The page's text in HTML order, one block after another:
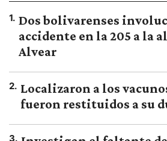
1. Dos bolivarenses
accidente en la 205 a la
Alvear
2. Localizaron a los
fueron restituidos a su
3.